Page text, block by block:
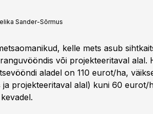
Sander-Sõrmus
kelle mets asub
või projekteeritaval alal.
aladel on 110 eurot/ha,
projekteeritaval alal) kuni 60 eurot/